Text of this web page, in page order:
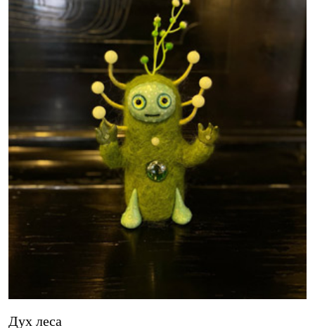
Дух леса